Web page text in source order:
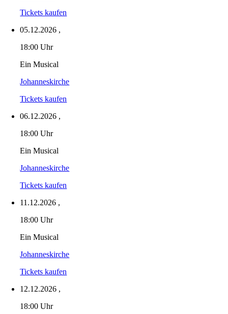
Tickets kaufen
05.12.2026 ,
18:00 Uhr
Ein Musical
Johanneskirche
Tickets kaufen
06.12.2026 ,
18:00 Uhr
Ein Musical
Johanneskirche
Tickets kaufen
11.12.2026 ,
18:00 Uhr
Ein Musical
Johanneskirche
Tickets kaufen
12.12.2026 ,
18:00 Uhr